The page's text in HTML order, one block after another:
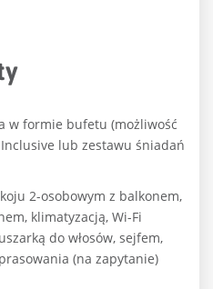
w formie bufetu (możliwość
lub zestawu śniadań
2-osobowym z balkonem,
klimatyzacją, Wi-Fi
do włosów, sejfem,
(na zapytanie)